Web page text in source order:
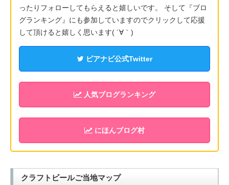
ったりフォローしてもらえると嬉しいです。 そして『ブロ
グランキング』にも参加していますのでクリックして応援
して頂けると嬉しく思います( ´∀｀)
ビアナビ公式Twitter
人気ブログランキング
にほんブログ村
クラフトビールご当地マップ